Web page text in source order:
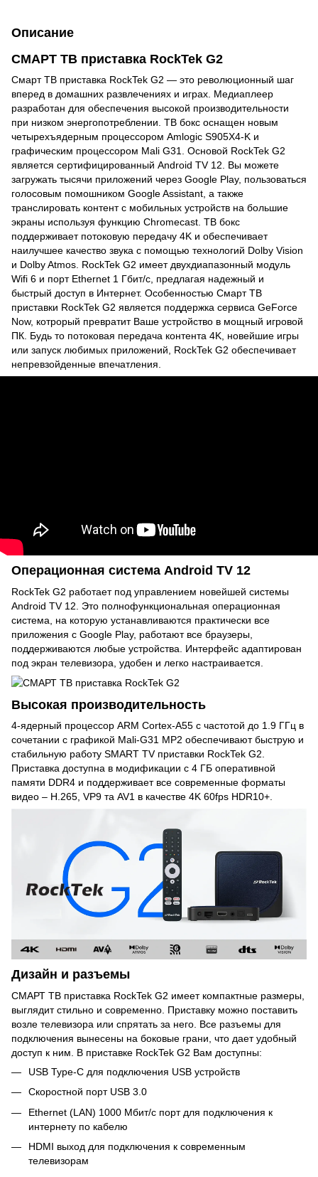
Описание
СМАРТ ТВ приставка RockTek G2
Смарт ТВ приставка RockTek G2 — это революционный шаг
вперед в домашних развлечениях и играх. Медиаплеер
разработан для обеспечения высокой производительности
при низком энергопотреблении. ТВ бокс оснащен новым
четырехъядерным процессором Amlogic S905X4-K и
графическим процессором Mali G31. Основой RockTek G2
является сертифицированный Android TV 12. Вы можете
загружать тысячи приложений через Google Play, пользоваться
голосовым помошником Google Assistant, а также
транслировать контент с мобильных устройств на большие
экраны используя функцию Chromecast. ТВ бокс
поддерживает потоковую передачу 4K и обеспечивает
наилучшее качество звука с помощью технологий Dolby Vision
и Dolby Atmos. RockTek G2 имеет двухдиапазонный модуль
Wifi 6 и порт Ethernet 1 Гбит/с, предлагая надежный и
быстрый доступ в Интернет. Особенностью Смарт ТВ
приставки RockTek G2 является поддержка сервиса GeForce
Now, котрорый превратит Ваше устройство в мощный игровой
ПК. Будь то потоковая передача контента 4K, новейшие игры
или запуск любимых приложений, RockTek G2 обеспечивает
непревзойденные впечатления.
Операционная система Android TV 12
RockTek G2 работает под управлением новейшей системы
Android TV 12. Это полнофункциональная операционная
система, на которую устанавливаются практически все
приложения с Google Play, работают все браузеры,
поддерживаются любые устройства. Интерфейс адаптирован
под экран телевизора, удобен и легко настраивается.
Высокая производительность
4-ядерный процессор ARM Cortex-A55 с частотой до 1.9 ГГц в
сочетании с графикой Mali-G31 MP2 обеспечивают быструю и
стабильную работу SMART TV приставки RockTek G2.
Приставка доступна в модификации с 4 ГБ оперативной
памяти DDR4 и поддерживает все современные форматы
видео – H.265, VP9 та AV1 в качестве 4K 60fps HDR10+.
Дизайн и разъемы
СМАРТ ТВ приставка RockTek G2 имеет компактные размеры,
выглядит стильно и современно. Приставку можно поставить
возле телевизора или спрятать за него. Все разъемы для
подключения вынесены на боковые грани, что дает удобный
доступ к ним. В приставке RockTek G2 Вам доступны:
USB Type-C для подключения USB устройств
Скоростной порт USB 3.0
Ethernet (LAN) 1000 Мбит/с порт для подключения к
интернету по кабелю
HDMI выход для подключения к современным
телевизорам